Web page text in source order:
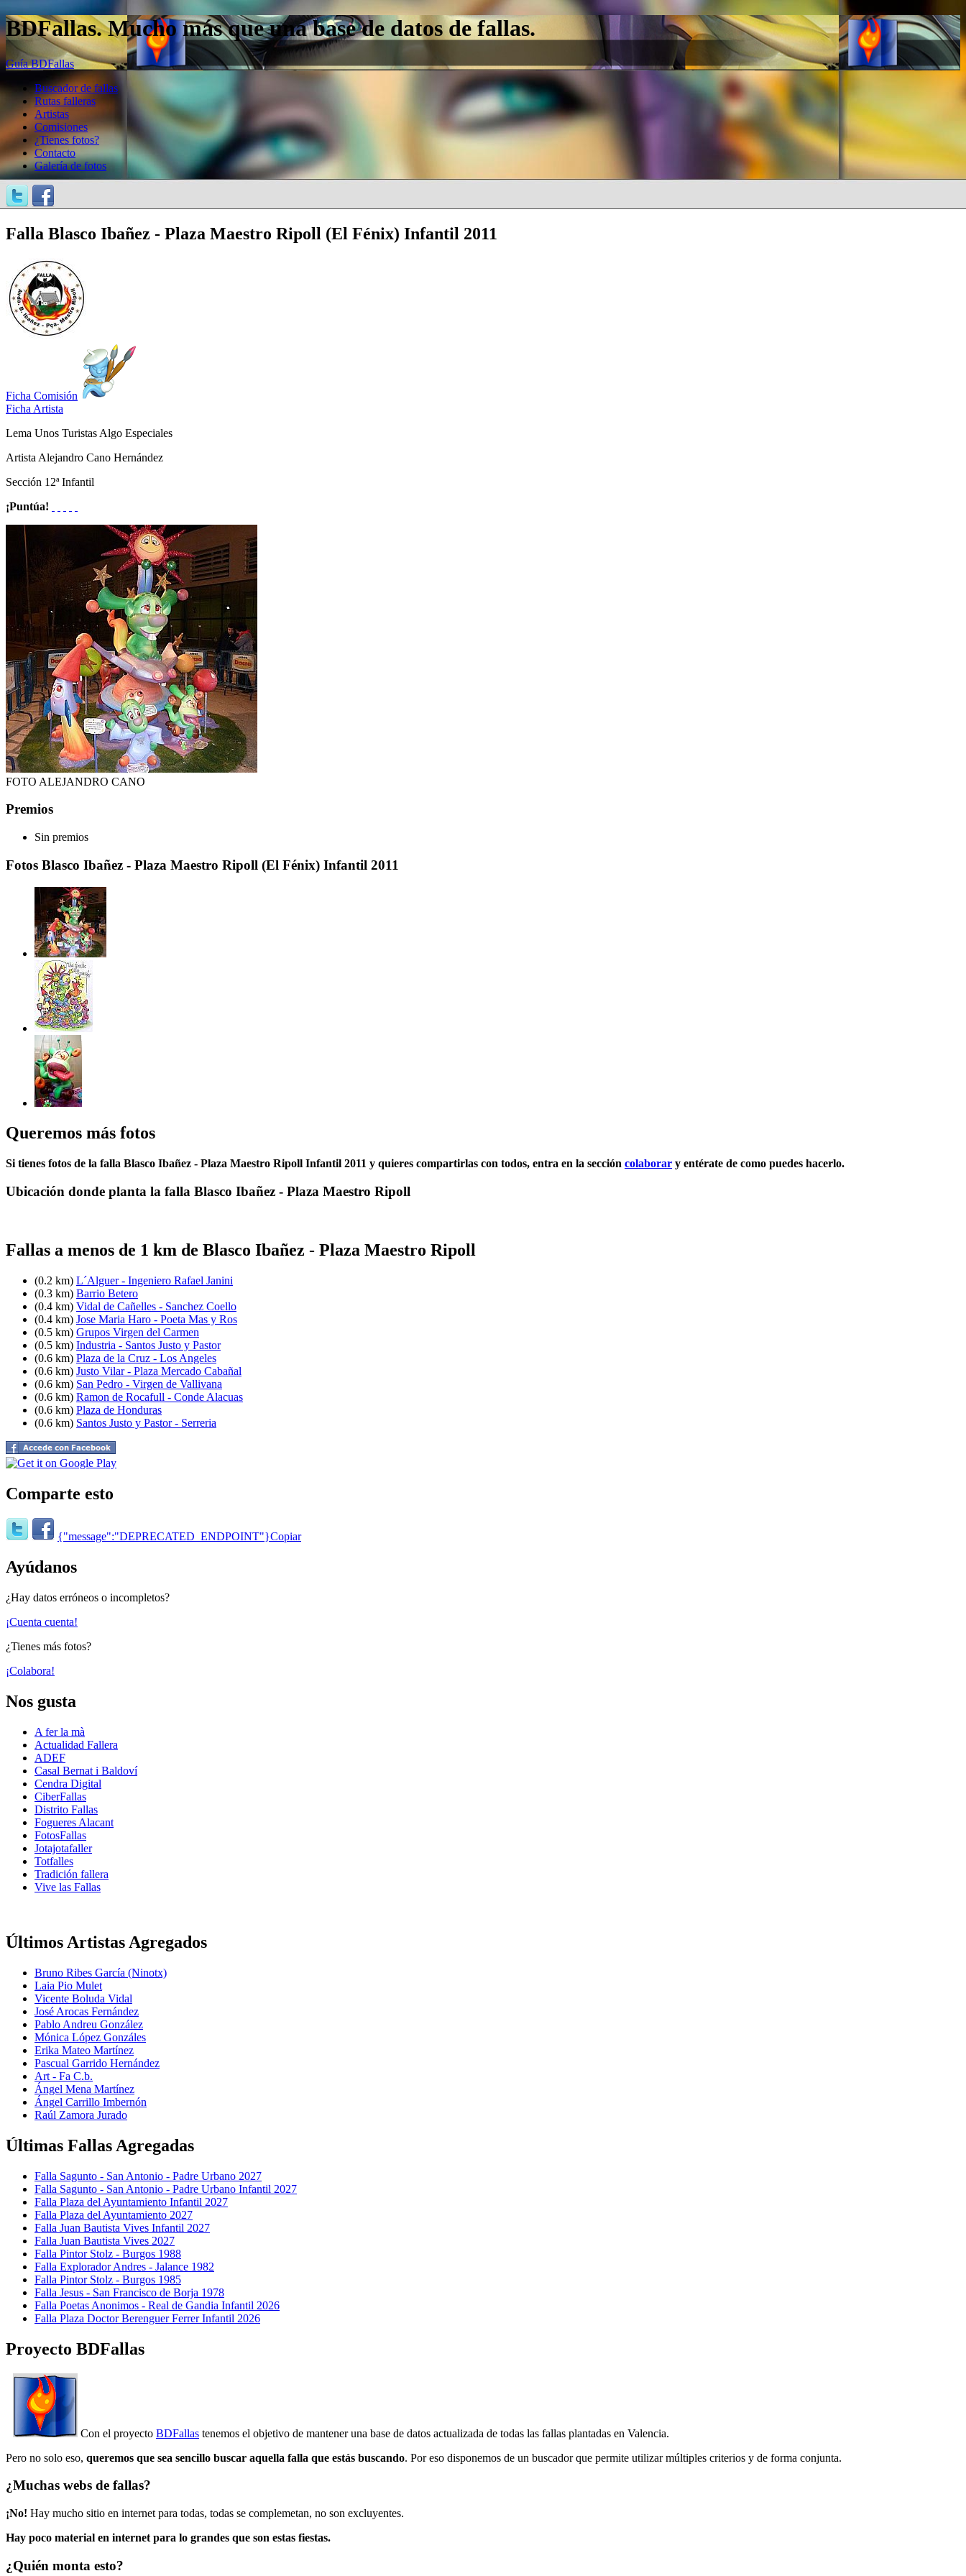
BDFallas. Mucho más que una base de datos de fallas.
Guía BDFallas
Buscador de fallas
Rutas falleras
Artistas
Comisiones
¿Tienes fotos?
Contacto
Galería de fotos
Falla Blasco Ibañez - Plaza Maestro Ripoll (El Fénix) Infantil 2011
Ficha Comisión
Ficha Artista
Lema Unos Turistas Algo Especiales
Artista Alejandro Cano Hernández
Sección 12ª Infantil
¡Puntúa!
FOTO ALEJANDRO CANO
Premios
Sin premios
Fotos Blasco Ibañez - Plaza Maestro Ripoll (El Fénix) Infantil 2011
Queremos más fotos
Si tienes fotos de la falla Blasco Ibañez - Plaza Maestro Ripoll Infantil 2011 y quieres compartirlas con todos, entra en la sección colaborar y entérate de como puedes hacerlo.
Ubicación donde planta la falla Blasco Ibañez - Plaza Maestro Ripoll
Fallas a menos de 1 km de Blasco Ibañez - Plaza Maestro Ripoll
(0.2 km) L´Alguer - Ingeniero Rafael Janini
(0.3 km) Barrio Betero
(0.4 km) Vidal de Cañelles - Sanchez Coello
(0.4 km) Jose Maria Haro - Poeta Mas y Ros
(0.5 km) Grupos Virgen del Carmen
(0.5 km) Industria - Santos Justo y Pastor
(0.6 km) Plaza de la Cruz - Los Angeles
(0.6 km) Justo Vilar - Plaza Mercado Cabañal
(0.6 km) San Pedro - Virgen de Vallivana
(0.6 km) Ramon de Rocafull - Conde Alacuas
(0.6 km) Plaza de Honduras
(0.6 km) Santos Justo y Pastor - Serreria
Comparte esto
{"message":"DEPRECATED_ENDPOINT"}Copiar
Ayúdanos
¿Hay datos erróneos o incompletos?
¡Cuenta cuenta!
¿Tienes más fotos?
¡Colabora!
Nos gusta
A fer la mà
Actualidad Fallera
ADEF
Casal Bernat i Baldoví
Cendra Digital
CiberFallas
Distrito Fallas
Fogueres Alacant
FotosFallas
Jotajotafaller
Totfalles
Tradición fallera
Vive las Fallas
Últimos Artistas Agregados
Bruno Ribes García (Ninotx)
Laia Pio Mulet
Vicente Boluda Vidal
José Arocas Fernández
Pablo Andreu González
Mónica López Gonzáles
Erika Mateo Martínez
Pascual Garrido Hernández
Art - Fa C.b.
Ángel Mena Martínez
Ángel Carrillo Imbernón
Raúl Zamora Jurado
Últimas Fallas Agregadas
Falla Sagunto - San Antonio - Padre Urbano 2027
Falla Sagunto - San Antonio - Padre Urbano Infantil 2027
Falla Plaza del Ayuntamiento Infantil 2027
Falla Plaza del Ayuntamiento 2027
Falla Juan Bautista Vives Infantil 2027
Falla Juan Bautista Vives 2027
Falla Pintor Stolz - Burgos 1988
Falla Explorador Andres - Jalance 1982
Falla Pintor Stolz - Burgos 1985
Falla Jesus - San Francisco de Borja 1978
Falla Poetas Anonimos - Real de Gandia Infantil 2026
Falla Plaza Doctor Berenguer Ferrer Infantil 2026
Proyecto BDFallas
Con el proyecto BDFallas tenemos el objetivo de mantener una base de datos actualizada de todas las fallas plantadas en Valencia.
Pero no solo eso, queremos que sea sencillo buscar aquella falla que estás buscando. Por eso disponemos de un buscador que permite utilizar múltiples criterios y de forma conjunta.
¿Muchas webs de fallas?
¡No! Hay mucho sitio en internet para todas, todas se complemetan, no son excluyentes.
Hay poco material en internet para lo grandes que son estas fiestas.
¿Quién monta esto?